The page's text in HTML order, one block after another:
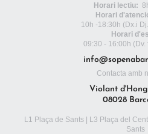
Horari lectiu:
Horari
10h -18:30h (Dx.i
Horari
09:30 - 16:00h (Dv.
Contacta amb
Violant
08028
L1 Plaça de Sants | L3 Plaça del
Sants